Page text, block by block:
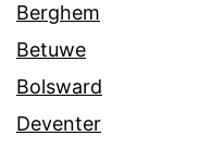
Berghem
Betuwe
Bolsward
Deventer